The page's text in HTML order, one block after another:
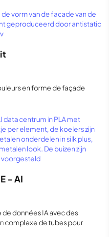
en forme de façade
- AI
données IA avec des
complexe de tubes pour